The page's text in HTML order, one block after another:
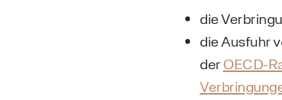
die
die Ausfuhr
derOECD-